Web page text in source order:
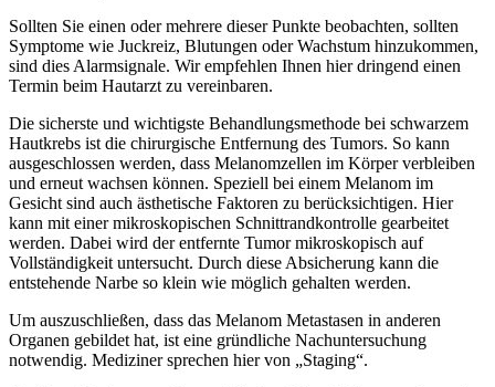
Sollten Sie einen oder mehrere dieser Punkte beobachten, sollten
Symptome wie Juckreiz, Blutungen oder Wachstum hinzukommen,
sind dies Alarmsignale. Wir empfehlen Ihnen hier dringend einen
Termin beim Hautarzt zu vereinbaren.
Die sicherste und wichtigste Behandlungsmethode bei schwarzem
Hautkrebs ist die chirurgische Entfernung des Tumors. So kann
ausgeschlossen werden, dass Melanomzellen im Körper verbleiben
und erneut wachsen können. Speziell bei einem Melanom im
Gesicht sind auch ästhetische Faktoren zu berücksichtigen. Hier
kann mit einer mikroskopischen Schnittrandkontrolle gearbeitet
werden. Dabei wird der entfernte Tumor mikroskopisch auf
Vollständigkeit untersucht. Durch diese Absicherung kann die
entstehende Narbe so klein wie möglich gehalten werden.
Um auszuschließen, dass das Melanom Metastasen in anderen
Organen gebildet hat, ist eine gründliche Nachuntersuchung
notwendig. Mediziner sprechen hier von „Staging“.